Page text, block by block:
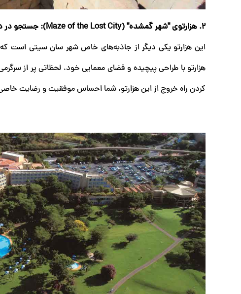
2. هزارتوی "شهر گمشده" (Maze of the Lost City): جستجو در دل اسرار
این هزارتو یکی دیگر از جاذبه‌های خاص شهر سان سیتی است که
هزارتو با طراحی پیچیده و فضای معمایی خود، لحظاتی پر از
کردن راه خروج از این هزارتو، شما احساس موفقیت و رضایت